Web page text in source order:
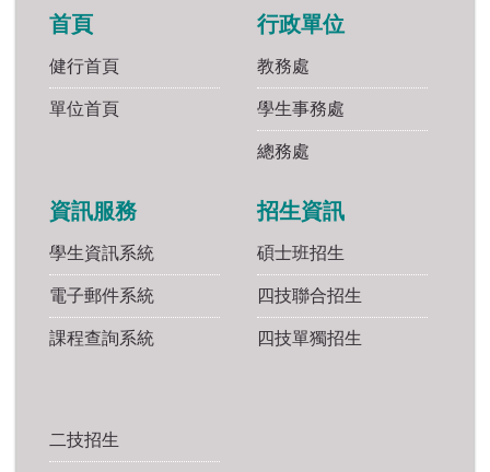
首頁
健行首頁
單位首頁
行政單位
教務處
學生事務處
總務處
資訊服務
學生資訊系統
電子郵件系統
課程查詢系統
招生資訊
碩士班招生
四技聯合招生
四技單獨招生
二技招生